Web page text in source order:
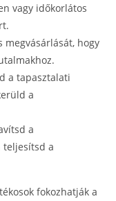
vagy időkorlátos
megvásárlását, hogy
a tapasztalati
a
a
teljesítsd a
fokozhatják a